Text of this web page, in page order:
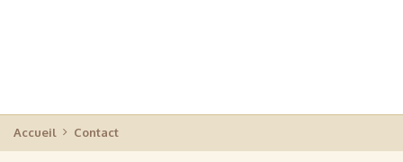
Accueil Contact